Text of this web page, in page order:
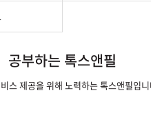
공부하는 톡스앤필
스 제공을 위해 노력하는 톡스앤필입